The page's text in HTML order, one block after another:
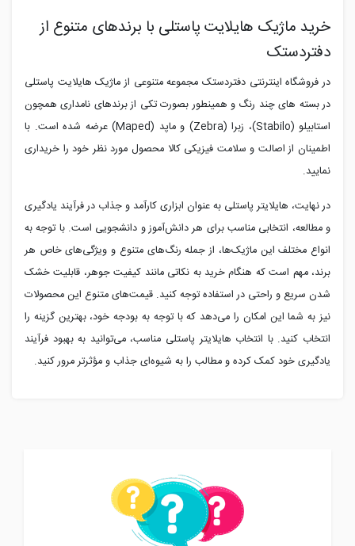
خرید ماژیک هایلایت پاستلی با برندهای متنوع از
دفتردستک
در فروشگاه اینترنتی دفتردستک مجموعه متنوعی از ماژیک هایلایت پاستلی
در بسته های چند رنگ و همینطور بصورت تکی از برندهای نامداری همچون
استابیلو (Stabilo)، زبرا (Zebra) و ماپد (Maped) عرضه شده است. با
اطمینان از اصالت و سلامت فیزیکی کالا محصول مورد نظر خود را خریداری
نمایید.
در نهایت، هایلایتر پاستلی به عنوان ابزاری کارآمد و جذاب در فرآیند یادگیری
و مطالعه، انتخابی مناسب برای هر دانش‌آموز و دانشجویی است. با توجه به
انواع مختلف این ماژیک‌ها، از جمله رنگ‌های متنوع و ویژگی‌های خاص هر
برند، مهم است که هنگام خرید به نکاتی مانند کیفیت جوهر، قابلیت خشک
شدن سریع و راحتی در استفاده توجه کنید. قیمت‌های متنوع این محصولات
نیز به شما این امکان را می‌دهد که با توجه به بودجه خود، بهترین گزینه را
انتخاب کنید. با انتخاب هایلایتر پاستلی مناسب، می‌توانید به بهبود فرآیند
یادگیری خود کمک کرده و مطالب را به شیوه‌ای جذاب و مؤثرتر مرور کنید.